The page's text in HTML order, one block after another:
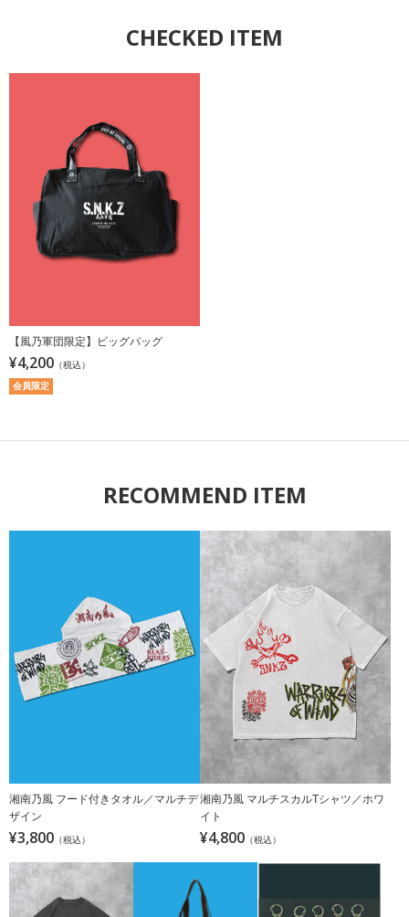
CHECKED ITEM
【風乃軍団限定】ビッグバッグ
¥4,200 （税込）
会員限定
RECOMMEND ITEM
湘南乃風 フード付きタオル／マルチデ
ザイン
¥3,800 （税込）
湘南乃風 マルチスカルTシャツ／ホワ
イト
¥4,800 （税込）